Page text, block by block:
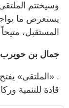
وسيختتم
يستعرض ما
المستقبل،
جمال بن
. «الملتقى» يفتح
قادة للتنمية